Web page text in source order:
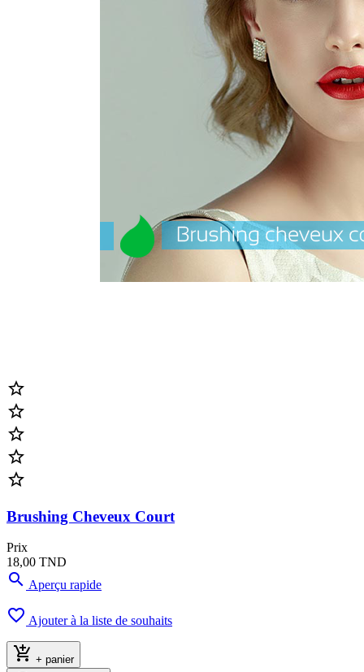





Brushing Cheveux Court
Prix
18,00 TND
 Aperçu rapide
 Ajouter à la liste de souhaits
 + panier